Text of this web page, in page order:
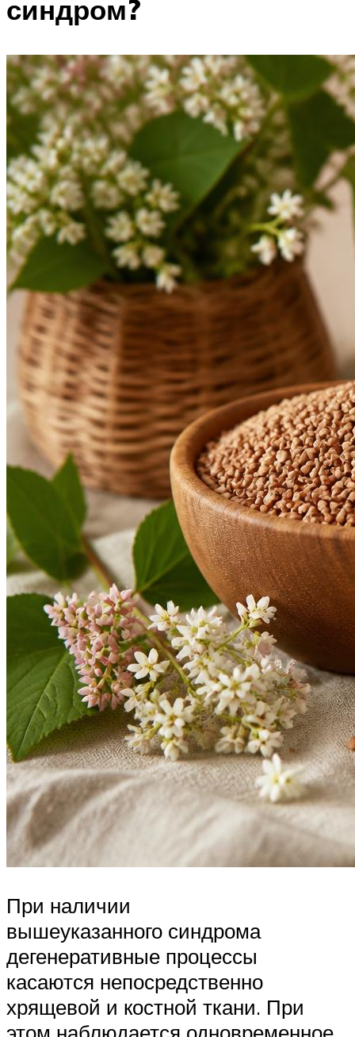
синдром?
При наличии
вышеуказанного синдрома
дегенеративные процессы
касаются непосредственно
хрящевой и костной ткани. При